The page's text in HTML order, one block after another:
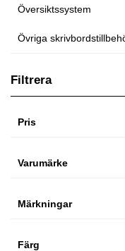
Översiktssystem
Övriga
Filtrera
Pris
Varumärke
Märkningar
Färg